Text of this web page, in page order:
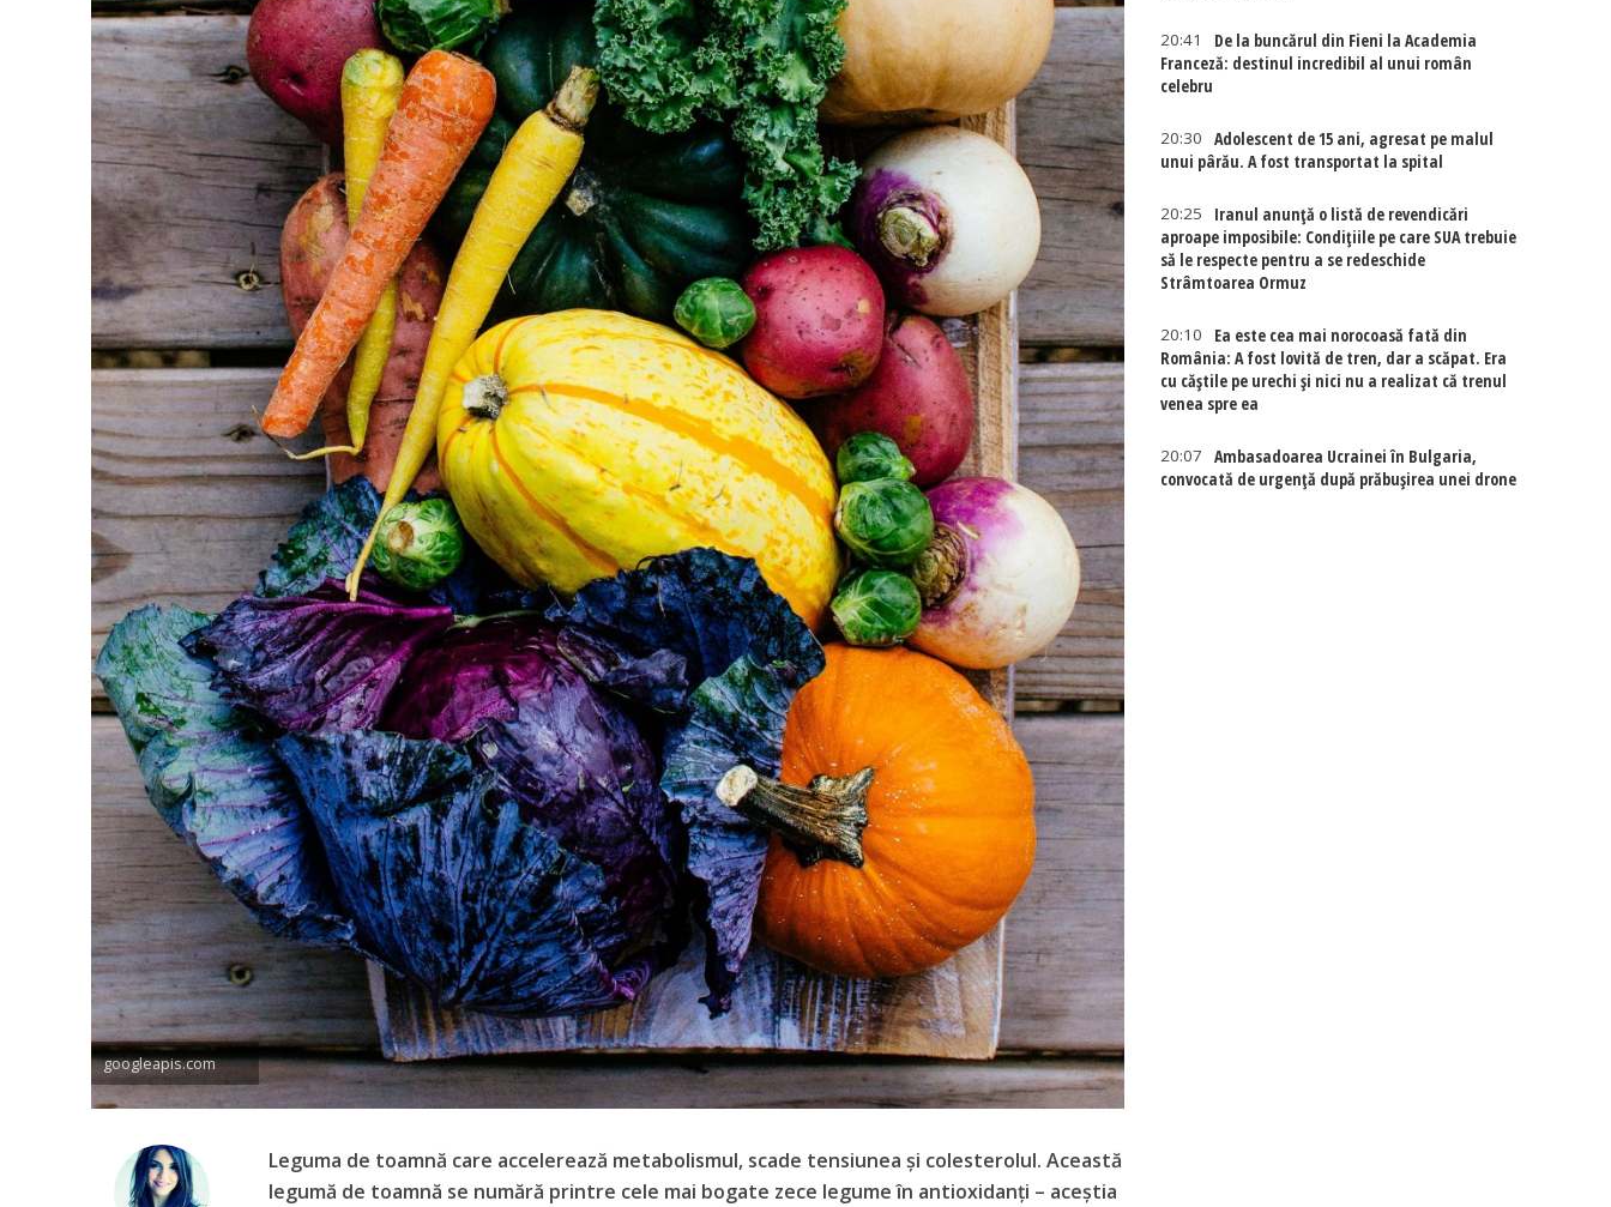
googleapis.com
Leguma de toamnă care accelerează metabolismul, scade tensiunea și colesterolul. Această
legumă de toamnă se numără printre cele mai bogate zece legume în antioxidanți – aceștia
20:41
De la buncărul din Fieni la Academia
Franceză: destinul incredibil al unui român
celebru
20:30
Adolescent de 15 ani, agresat pe malul
unui pârău. A fost transportat la spital
20:25
Iranul anunță o listă de revendicări
aproape imposibile: Condițiile pe care SUA trebuie
să le respecte pentru a se redeschide
Strâmtoarea Ormuz
20:10
Ea este cea mai norocoasă fată din
România: A fost lovită de tren, dar a scăpat. Era
cu căștile pe urechi și nici nu a realizat că trenul
venea spre ea
20:07
Ambasadoarea Ucrainei în Bulgaria,
convocată de urgență după prăbușirea unei drone